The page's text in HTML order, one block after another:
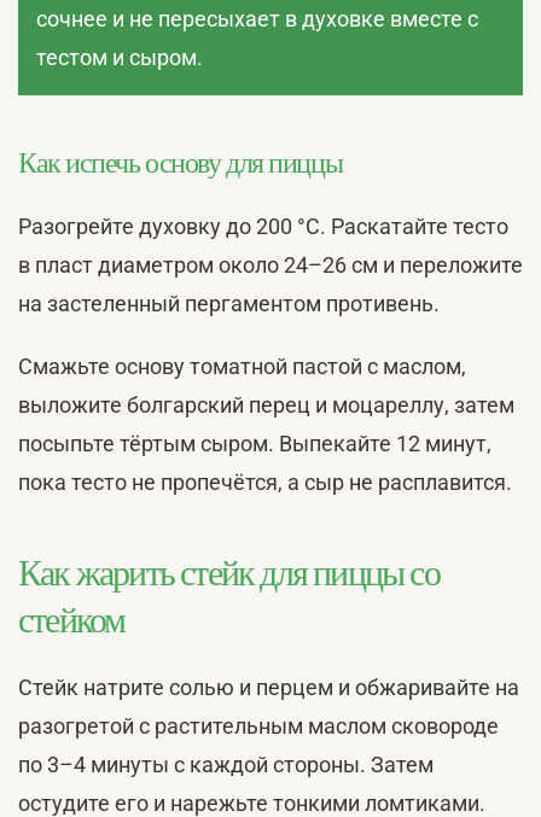
сочнее и не пересыхает в духовке вместе с
тестом и сыром.
Как испечь основу для пиццы
Разогрейте духовку до 200 °С. Раскатайте тесто
в пласт диаметром около 24–26 см и переложите
на застеленный пергаментом противень.
Смажьте основу томатной пастой с маслом,
выложите болгарский перец и моцареллу, затем
посыпьте тёртым сыром. Выпекайте 12 минут,
пока тесто не пропечётся, а сыр не расплавится.
Как жарить стейк для пиццы со
стейком
Стейк натрите солью и перцем и обжаривайте на
разогретой с растительным маслом сковороде
по 3–4 минуты с каждой стороны. Затем
остудите его и нарежьте тонкими ломтиками.